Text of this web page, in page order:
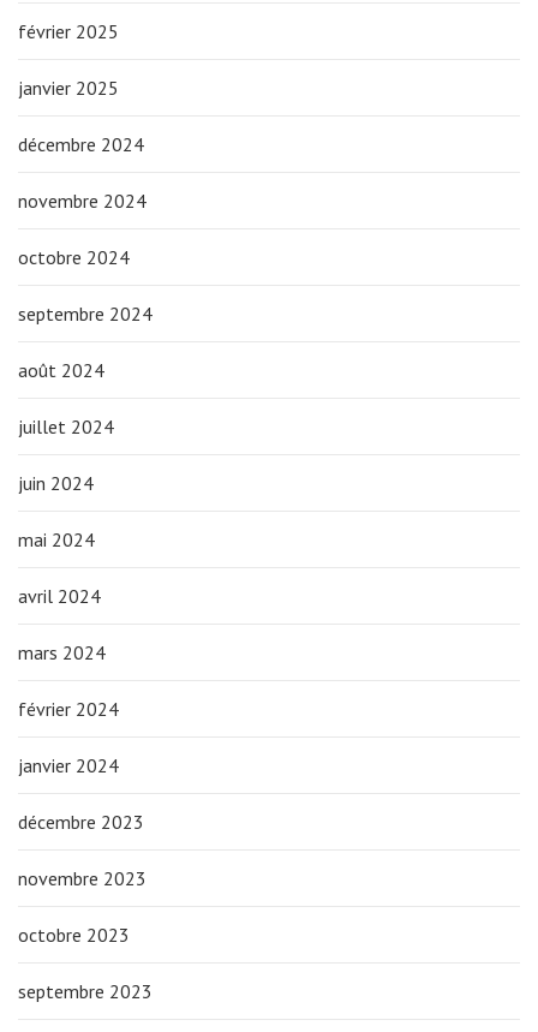
février 2025
janvier 2025
décembre 2024
novembre 2024
octobre 2024
septembre 2024
août 2024
juillet 2024
juin 2024
mai 2024
avril 2024
mars 2024
février 2024
janvier 2024
décembre 2023
novembre 2023
octobre 2023
septembre 2023